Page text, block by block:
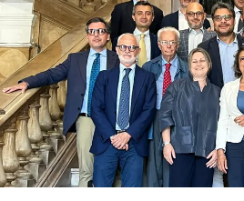
Economia e lavoro
Italia Mondo
Sanità
Sport